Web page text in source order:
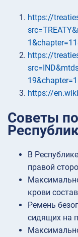
https://
https://
https://
Советы
В
правой
крови
Ремень
сидящих на